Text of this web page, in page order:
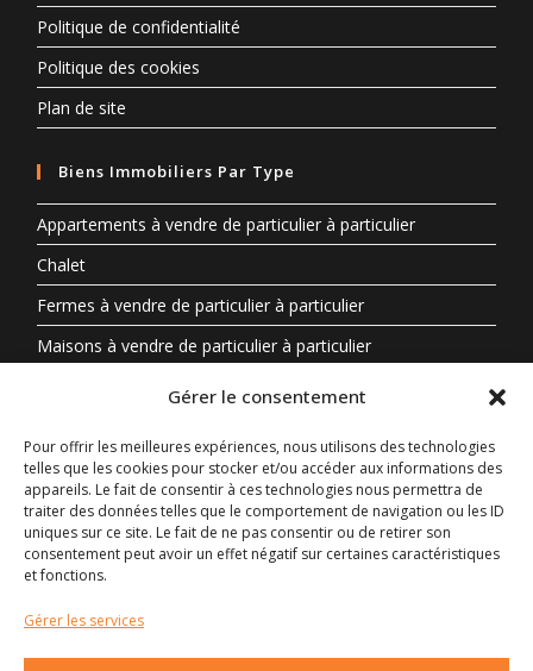
Gérer le consentement
Pour offrir les meilleures expériences, nous utilisons des technologies
telles que les cookies pour stocker et/ou accéder aux informations des
appareils. Le fait de consentir à ces technologies nous permettra de
traiter des données telles que le comportement de navigation ou les ID
uniques sur ce site. Le fait de ne pas consentir ou de retirer son
consentement peut avoir un effet négatif sur certaines caractéristiques
et fonctions.
Gérer les services
Politique de confidentialité
Politique des cookies
Plan de site
Biens Immobiliers Par Type
Appartements à vendre de particulier à particulier
Chalet
Fermes à vendre de particulier à particulier
Maisons à vendre de particulier à particulier
Propriété à vendre en Auvergne-Rhône-Alpes entre
Biens Immobiliers Par Région
Auvergne-Rhône-Alpes
Centre-Val de Loire
Nouvelle-Aquitaine